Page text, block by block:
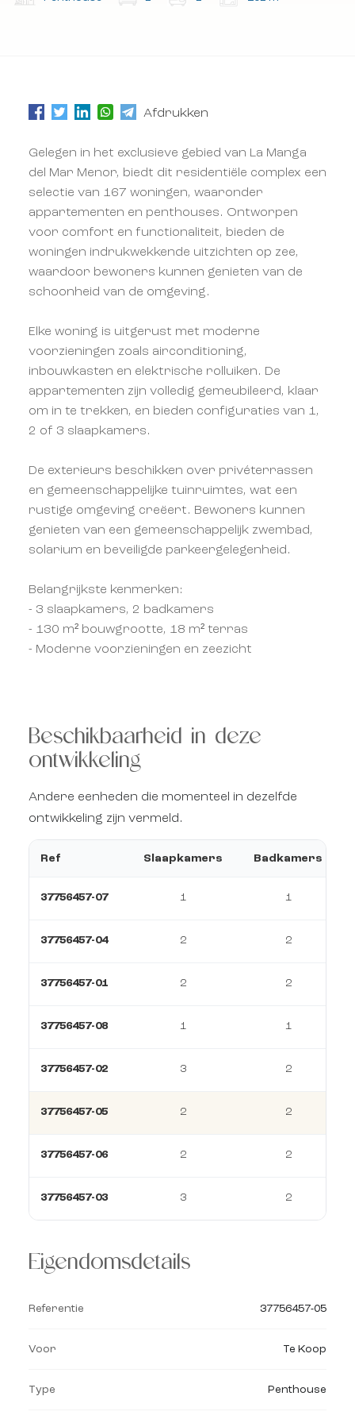
Afdrukken
Gelegen in het exclusieve gebied van La Manga
del Mar Menor, biedt dit residentiële complex een
selectie van 167 woningen, waaronder
appartementen en penthouses. Ontworpen
voor comfort en functionaliteit, bieden de
woningen indrukwekkende uitzichten op zee,
waardoor bewoners kunnen genieten van de
schoonheid van de omgeving.
Elke woning is uitgerust met moderne
voorzieningen zoals airconditioning,
inbouwkasten en elektrische rolluiken. De
appartementen zijn volledig gemeubileerd, klaar
om in te trekken, en bieden configuraties van 1,
2 of 3 slaapkamers.
De exterieurs beschikken over privéterrassen
en gemeenschappelijke tuinruimtes, wat een
rustige omgeving creëert. Bewoners kunnen
genieten van een gemeenschappelijk zwembad,
solarium en beveiligde parkeergelegenheid.
Belangrijkste kenmerken:
- 3 slaapkamers, 2 badkamers
- 130 m² bouwgrootte, 18 m² terras
- Moderne voorzieningen en zeezicht
Beschikbaarheid in deze
ontwikkeling
Andere eenheden die momenteel in dezelfde
ontwikkeling zijn vermeld.
Ref Slaapkamers Badkamers
37756457-07 1 1
37756457-04 2 2
37756457-01 2 2
37756457-08 1 1
37756457-02 3 2
37756457-05 2 2
37756457-06 2 2
37756457-03 3 2
Eigendomsdetails
Referentie 37756457-05
Voor Te Koop
Type Penthouse